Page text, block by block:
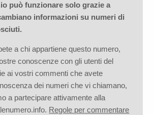
può funzionare solo grazie a
informazioni su numeri di
a chi appartiene questo numero,
conoscenze con gli utenti del
ai vostri commenti che avete
dei numeri che vi chiamano,
a partecipare attivamente alla
Regole per commentare